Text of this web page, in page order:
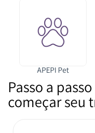
APEPI Pet
Passo a
começar seu